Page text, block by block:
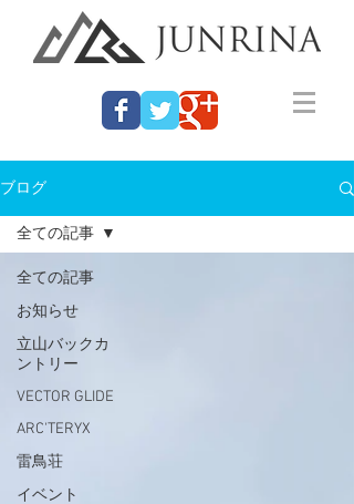
ブログ
全ての記事
お知らせ
立山バックカ
ントリー
VECTOR GLIDE
ARC'TERYX
雷鳥荘
イベント
全ての記事